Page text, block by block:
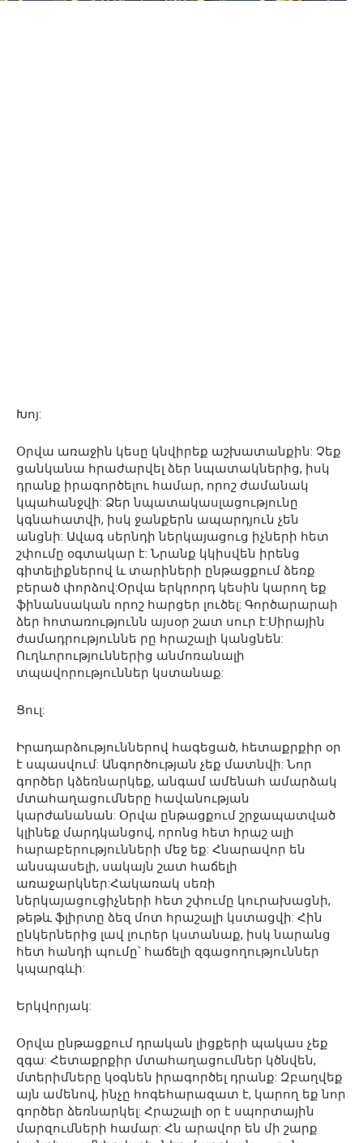
Խոյ:
Օրվա առաջին կեսը կնվիրեք աշխատանքին: Չեք
ցանկանա հրաժարվել ձեր նպատակներից, իսկ
դրանք իրագործելու համար, որոշ ժամանակ
կպահանջվի: Ձեր նպատակասլացությունը
կգնահատվի, իսկ ջանքերն ապարդյուն չեն
անցնի: Ավագ սերնդի ներկայացուց իչների հետ
շփումը օգտակար է: Նրանք կկիսվեն իրենց
գիտելիքներով և տարիների ընթացքում ձեռք
բերած փորձով:Օրվա երկրորդ կեսին կարող եք
ֆինանսական որոշ հարցեր լուծել: Գործարարաի
ձեր հոտառությունն այսօր շատ սուր է:Սիրային
ժամադրություննե րը հրաշալի կանցնեն:
Ուղևորություններից անմոռանալի
տպավորություններ կստանաք:
Ցուլ:
Իրադարձություններով հագեցած, հետաքրքիր օր
է սպասվում: Անգործության չեք մատնվի: Նոր
գործեր կձեռնարկեք, անգամ ամենահ ամարձակ
մտահաղացումները հավանության
կարժանանան: Օրվա ընթացքում շրջապատված
կլինեք մարդկանցով, որոնց հետ հրաշ ալի
հարաբերությունների մեջ եք: Հնարավոր են
անսպասելի, սակայն շատ հաճելի
առաջարկներ:Հակառակ սեռի
ներկայացուցիչների հետ շփումը կուրախացնի,
թեթև ֆլիրտը ձեզ մոտ հրաշալի կստացվի: Հին
ընկերներից լավ լուրեր կստանաք, իսկ նարանց
հետ հանդի պումը՝ հաճելի զգացողություններ
կպարգևի:
Երկվորյակ:
Օրվա ընթացքում դրական լիցքերի պակաս չեք
զգա: Հետաքրքիր մտահաղացումներ կծնվեն,
մտերիմները կօգնեն իրագործել դրանք: Զբաղվեք
այն ամենով, ինչը հոգեհարազատ է, կարող եք նոր
գործեր ձեռնարկել: Հրաշալի օր է սպորտային
մարզումների համար: Հն արավոր են մի շարք